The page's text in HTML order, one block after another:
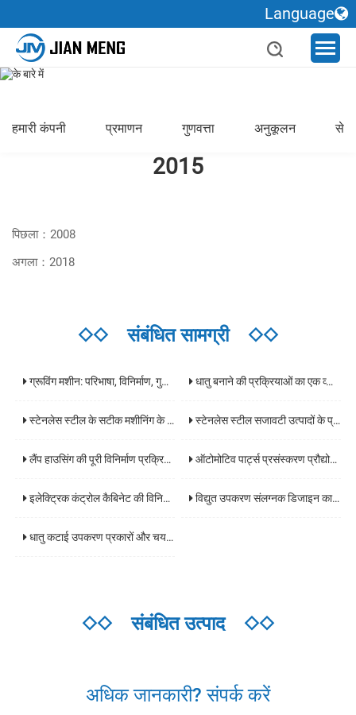
हमारी कंपनी प्रमाणन गुणवत्ता अनुकूलन सेवा
2015
पिछला：2008
अगला：2018
◇◇ संबंधित सामग्री ◇◇
ग्रूविंग मशीन: परिभाषा, विनिर्माण, गुण और औद्योगिक अनुप्रयोग धातु बनाने की प्रक्रियाओं का एक व्यापक विश्लेषण: कोर प्रौद्योगिकियां और अनुप्रयोग परिदृश्य
स्टेनलेस स्टील के सटीक मशीनिंग के मुख्य प्रौद्योगिकियों और उद्योग अनुप्रयोगों का एक व्यापक विश्लेषण स्टेनलेस स्टील सजावटी उत्पादों के प्रसंस्करण की पूरी प्रक्रिया का विश्लेषण और कोर प्रौद्योगिकियों के प्रमुख बिंदुओं
लैंप हाउसिंग की पूरी विनिर्माण प्रक्रिया का एक व्यापक विश्लेषण: सामग्री से तैयार उत्पादों तक मुख्य प्रौद्योगिकियां ऑटोमोटिव पार्ट्स प्रसंस्करण प्रौद्योगिकी का व्यापक विश्लेषण: रिक्तियों से तैयार उत्पादों तक मुख्य प्रौद्योगिकियां
इलेक्ट्रिक कंट्रोल कैबिनेट की विनिर्माण प्रक्रिया की विस्तृत व्याख्या: डिजाइन से डिलीवरी तक एक व्यापक गाइड विद्युत उपकरण संलग्नक डिजाइन का व्यापक विश्लेषण: सामग्री चयन मानदंड, सुरक्षा स्तर, और अनुप्रयोग परिदृश्य दिशानिर्देश
धातु कटाई उपकरण प्रकारों और चयन गाइड का विश्लेषण: प्रसंस्करण दक्षता में सुधार करने की कुंजी
◇◇ संबंधित उत्पाद ◇◇
अधिक जानकारी? संपर्क करें
Language